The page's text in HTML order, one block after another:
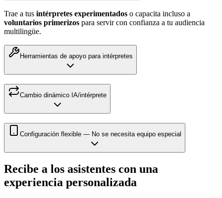
Trae a tus intérpretes experimentados o capacita incluso a
voluntarios primerizos para servir con confianza a tu audiencia
multilingüe.
Herramientas de apoyo para intérpretes
Cambio dinámico IA/intérprete
Configuración flexible — No se necesita equipo especial
Recibe a los asistentes con una
experiencia personalizada